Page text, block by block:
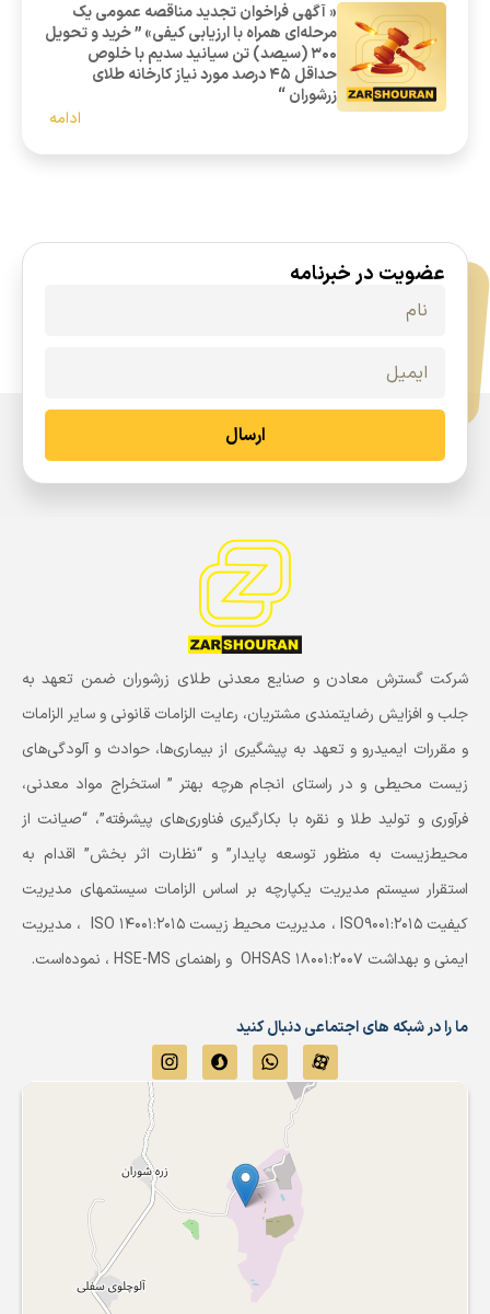
« آگهی فراخوان تجدید مناقصه عمومی یک
مرحله‌ای همراه با ارزیابی کیفی» ” خرید و تحویل
300 (سیصد) تن سیانید سدیم با خلوص
حداقل 45 درصد مورد نیاز کارخانه طلای
زرشوران “
ادامه
عضویت در خبرنامه
ارسال
شرکت گسترش معادن و صنایع معدنی طلای زرشوران ضمن تعهد به
جلب و افزایش رضایتمندی مشتریان، رعایت الزامات قانونی و سایر الزامات
و مقررات ایمیدرو و تعهد به پیشگیری از بیماری‌ها، حوادث و آلودگی‌های
زیست محیطی و در راستای انجام هرچه بهتر ” استخراج مواد معدنی،
فرآوری و تولید طلا و نقره با بکارگیری فناوری‌های پیشرفته”، “صیانت از
محیط‌زیست به منظور توسعه پایدار” و “نظارت اثر بخش” اقدام به
استقرار سیستم مدیریت یکپارچه بر اساس الزامات سیستمهای مدیریت
کیفیت ISO9001:2015 ، مدیریت محیط زیست ISO 14001:2015 ، مدیریت
ایمنی و بهداشت OHSAS 18001:2007 و راهنمای HSE-MS ، نموده‌است.
ما را در شبکه های اجتماعی دنبال کنید